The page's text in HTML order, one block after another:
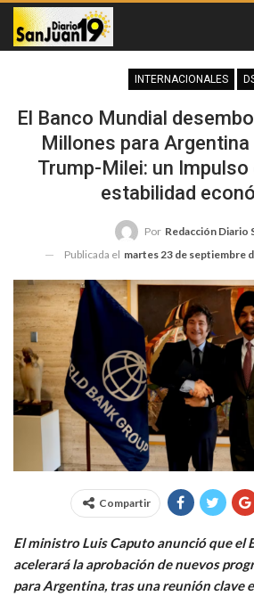
INTERNACIONALES
El Banco Mundial
Millones para
Trump-Milei: un Impulso
estabilidad
Por Redacción Diario
Publicada el martes 23 de septiembre
Compartir
El ministro Luis Caputo anunció que el
acelerará la aprobación de nuevos
para Argentina, tras una reunión clave